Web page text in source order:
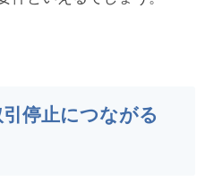
停止につながる